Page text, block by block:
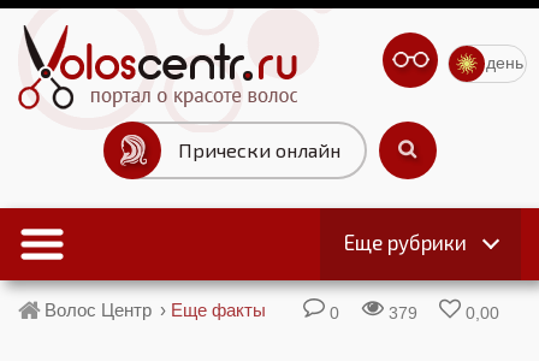
Прически онлайн
день
Еще рубрики
Волос Центр › Еще факты 0 379 0,00